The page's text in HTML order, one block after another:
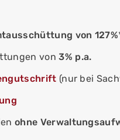
von 127%
von3% p.a.
(nur bei
ohne